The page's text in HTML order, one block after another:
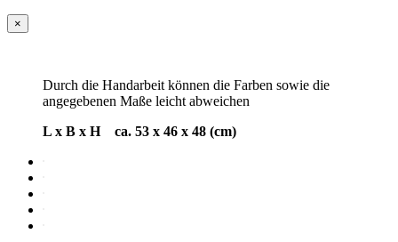
×
Durch die Handarbeit können die Farben sowie die
angegebenen Maße leicht abweichen
L x B x H ca. 53 x 46 x 48 (cm)